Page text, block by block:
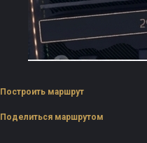
Построить маршрут
Поделиться маршрутом